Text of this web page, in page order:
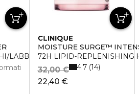
LABBRA TAKE THE DAY OFF
CLINIQUE
MOISTURE SURGE™
72H LIPID-REPLENISHING
22,40 €
32,00 € 4.7 14